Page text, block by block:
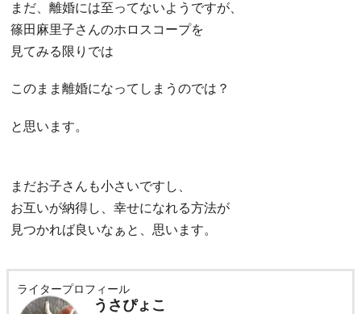
まだ、離婚には至ってないようですが、
篠田麻里子さんのホロスコープを
見てみる限りでは
このまま離婚になってしまうのでは？
と思います。
まだお子さんも小さいですし、
お互いが納得し、幸せになれる方法が
見つかれば良いなぁと、思います。
ライタープロフィール
うさぴょこ